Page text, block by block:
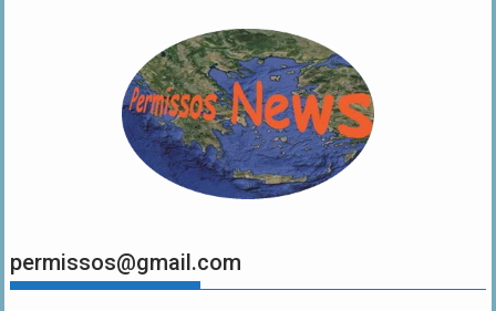
permissos@gmail.com